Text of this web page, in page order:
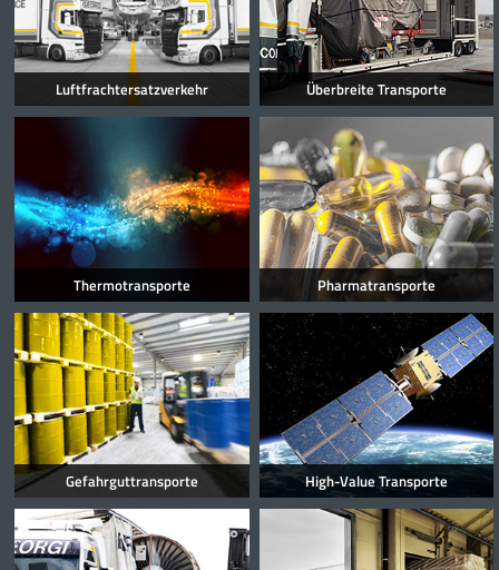
Luftfrachtersatzverkehr Überbreite Transporte
Thermotransporte Pharmatransporte
Gefahrguttransporte High-Value Transporte